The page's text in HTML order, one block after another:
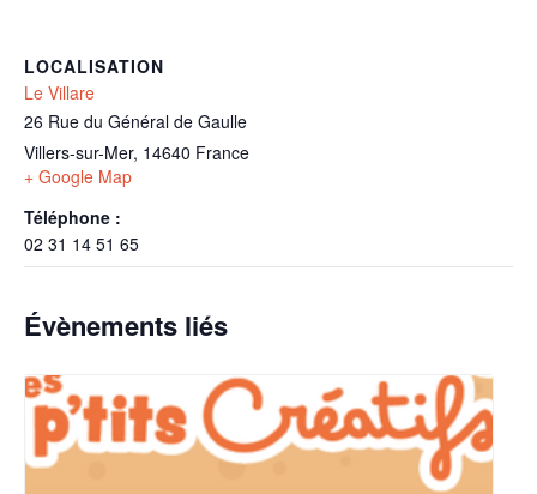
LOCALISATION
Le Villare
26 Rue du Général de Gaulle
Villers-sur-Mer, 14640 France
+ Google Map
Téléphone :
02 31 14 51 65
Évènements liés